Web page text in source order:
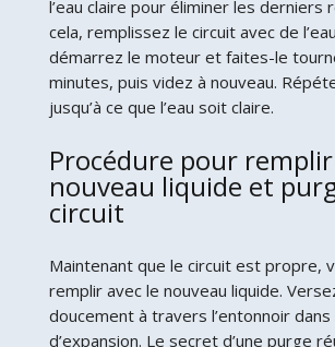
l’eau claire pour éliminer les derniers
cela, remplissez le circuit avec de
démarrez le moteur et faites-le
minutes, puis videz à nouveau.
jusqu’à ce que l’eau soit claire.
Procédure pour
nouveau liquide et
circuit
Maintenant que le circuit est propre,
remplir avec le nouveau liquide.
doucement à travers l’entonnoir dans
d’expansion. Le secret d’une purge